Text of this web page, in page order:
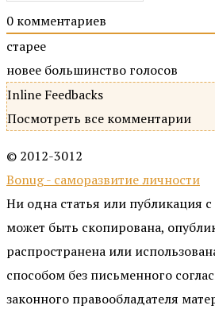
0 комментариев
старее
новее большинство голосов
Inline Feedbacks
Посмотреть все комментарии
© 2012-3012
Bonug - саморазвитие личности
Ни одна статья или публикация
может быть скопирована,
распространена или
способом без письменного
законного правообладателя